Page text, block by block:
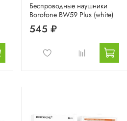
Беспроводные наушники
Borofone BW59 Plus (white)
545 ₽